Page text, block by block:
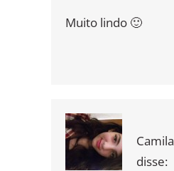
Muito lindo 🙂
Camila
disse: